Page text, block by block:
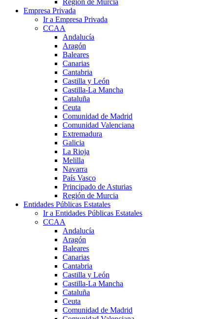
Empresa Privada
Ir a Empresa Privada
CCAA
Andalucía
Aragón
Baleares
Canarias
Cantabria
Castilla y León
Castilla-La Mancha
Cataluña
Ceuta
Comunidad de Madrid
Comunidad Valenciana
Extremadura
Galicia
La Rioja
Melilla
Navarra
País Vasco
Principado de Asturias
Región de Murcia
Entidades Públicas Estatales
Ir a Entidades Públicas Estatales
CCAA
Andalucía
Aragón
Baleares
Canarias
Cantabria
Castilla y León
Castilla-La Mancha
Cataluña
Ceuta
Comunidad de Madrid